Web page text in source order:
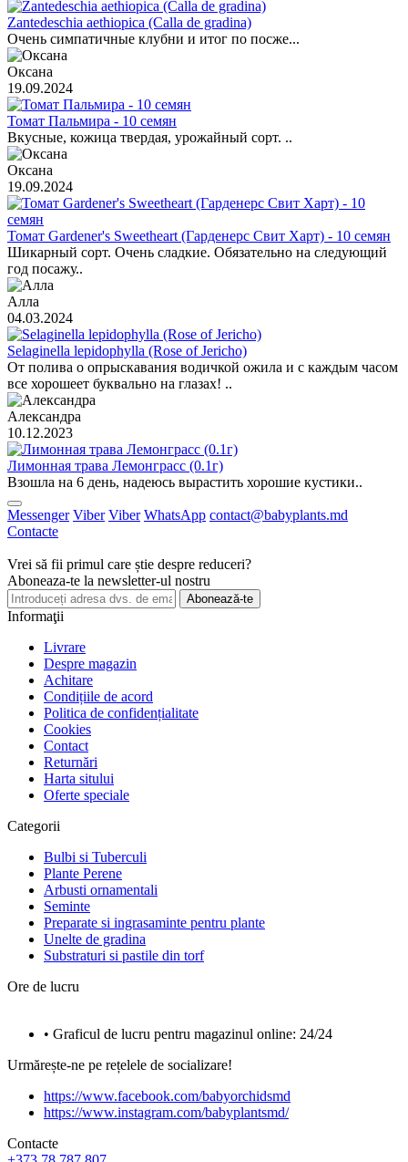
Zantedeschia aethiopica (Calla de gradina)
Очень симпатичные клубни и итог по посже...
Оксана
19.09.2024
Томат Пальмира - 10 семян
Вкусные, кожица твердая, урожайный сорт. ..
Оксана
19.09.2024
Томат Gardener's Sweetheart (Гарденерс Свит Харт) - 10 семян
Шикарный сорт. Очень сладкие. Обязательно на следующий
год посажу..
Алла
04.03.2024
Selaginella lepidophylla (Rose of Jericho)
От полива о опрыскавания водичкой ожила и с каждым часом
все хорошеет буквально на глазах! ..
Александра
10.12.2023
Лимонная трава Лемонграсс (0.1г)
Взошла на 6 день, надеюсь вырастить хорошие кустики..
Messenger Viber Viber WhatsApp contact@babyplants.md
Contacte
Vrei să fii primul care știe despre reduceri?
Aboneaza-te la newsletter-ul nostru
Abonează-te
Informaţii
Livrare
Despre magazin
Achitare
Condițiile de acord
Politica de confidențialitate
Cookies
Contact
Returnări
Harta sitului
Oferte speciale
Categorii
Bulbi si Tuberculi
Plante Perene
Arbusti ornamentali
Seminte
Preparate si ingrasaminte pentru plante
Unelte de gradina
Substraturi si pastile din torf
Ore de lucru
• Graficul de lucru pentru magazinul online: 24/24
Urmărește-ne pe rețelele de socializare!
https://www.facebook.com/babyorchidsmd
https://www.instagram.com/babyplantsmd/
Contacte